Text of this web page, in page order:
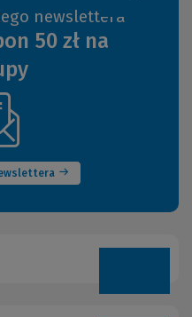
newslettera
50 zł na
(Nowe